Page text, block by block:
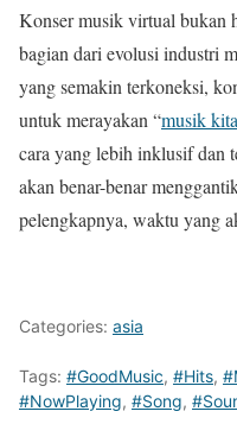
Konser musik virtual bukan
bagian dari evolusi industri
yang semakin terkoneksi,
untuk merayakan “musik kita
cara yang lebih inklusif dan
akan benar-benar
pelengkapnya, waktu yang
Categories: asia
Tags: #GoodMusic, #Hits,
#NowPlaying, #Song,